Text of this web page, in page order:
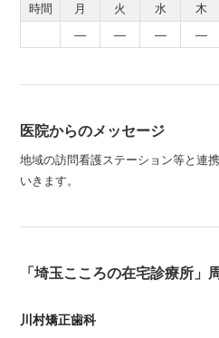
時間 月 火 水 木
―
― ― ―
医院からのメッセージ
地域の訪問看護ステーション等と連
いきます。
「埼玉こころの在宅診療所
川村矯正歯科